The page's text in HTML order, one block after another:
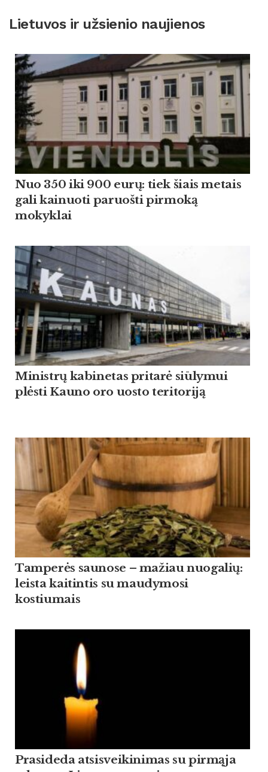
Lietuvos ir užsienio naujienos
Nuo 350 iki 900 eurų: tiek šiais metais
gali kainuoti paruošti pirmoką
mokyklai
Ministrų kabinetas pritarė siūlymui
plėsti Kauno oro uosto teritoriją
Tamperės saunose – mažiau nuogalių:
leista kaitintis su maudymosi
kostiumais
Prasideda atsisveikinimas su pirmąja